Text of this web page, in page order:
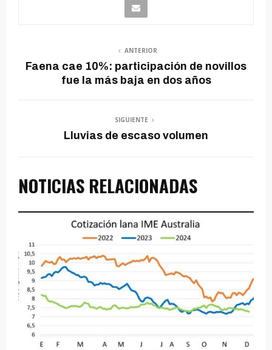
ANTERIOR
Faena cae 10%: participación de novillos
fue la más baja en dos años
SIGUIENTE
Lluvias de escaso volumen
NOTICIAS RELACIONADAS